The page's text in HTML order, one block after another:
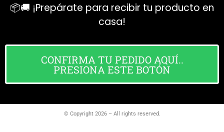
📦🚚 ¡Prepárate para recibir tu producto en
casa!
CONFIRMA TU PEDIDO AQUÍ..
PRESIONA ESTE BOTÓN
© Copyright 2026 – All rights reserved.